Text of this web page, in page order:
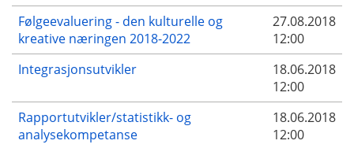
Følgeevaluering - den kulturelle og
kreative næringen 2018-2022
27.08.2018
12:00
Integrasjonsutvikler
18.06.2018
12:00
Rapportutvikler/statistikk- og
analysekompetanse
18.06.2018
12:00